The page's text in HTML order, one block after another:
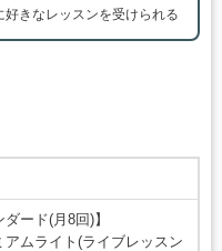
きなレッスンを受けられる
ード(月8回)】
ムライト(ライブレッスン